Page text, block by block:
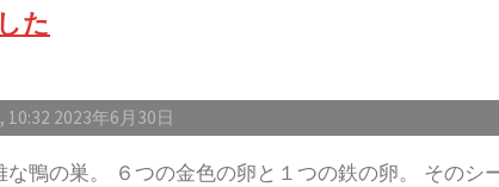
た
10:32 2023年6月30日
鴨の巣。 ６つの金色の卵と１つの鉄の卵。 そのシ